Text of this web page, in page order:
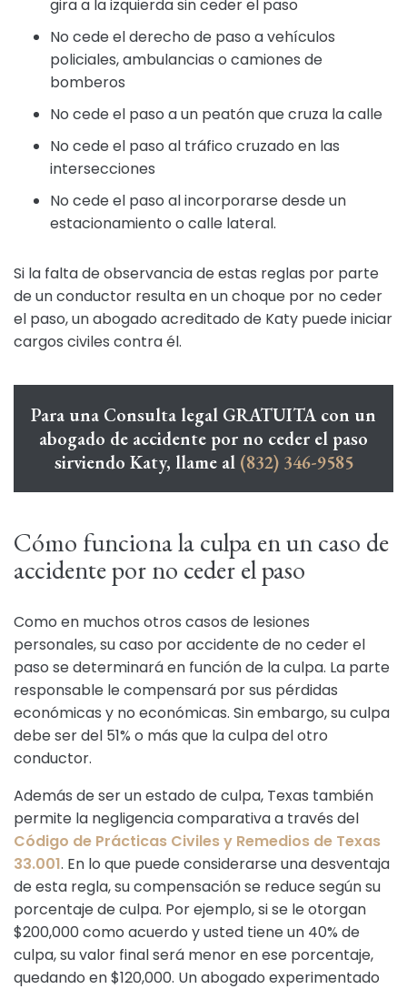
gira a la izquierda sin ceder el paso
No cede el derecho de paso a vehículos
policiales, ambulancias o camiones de
bomberos
No cede el paso a un peatón que cruza la calle
No cede el paso al tráfico cruzado en las
intersecciones
No cede el paso al incorporarse desde un
estacionamiento o calle lateral.
Si la falta de observancia de estas reglas por parte
de un conductor resulta en un choque por no ceder
el paso, un abogado acreditado de Katy puede iniciar
cargos civiles contra él.
Para una Consulta legal GRATUITA con un
abogado de accidente por no ceder el paso
sirviendo Katy, llame al (832) 346-9585
Cómo funciona la culpa en un caso de
accidente por no ceder el paso
Como en muchos otros casos de lesiones
personales, su caso por accidente de no ceder el
paso se determinará en función de la culpa. La parte
responsable le compensará por sus pérdidas
económicas y no económicas. Sin embargo, su culpa
debe ser del 51% o más que la culpa del otro
conductor.
Además de ser un estado de culpa, Texas también
permite la negligencia comparativa a través del
Código de Prácticas Civiles y Remedios de Texas
33.001. En lo que puede considerarse una desventaja
de esta regla, su compensación se reduce según su
porcentaje de culpa. Por ejemplo, si se le otorgan
$200,000 como acuerdo y usted tiene un 40% de
culpa, su valor final será menor en ese porcentaje,
quedando en $120,000. Un abogado experimentado